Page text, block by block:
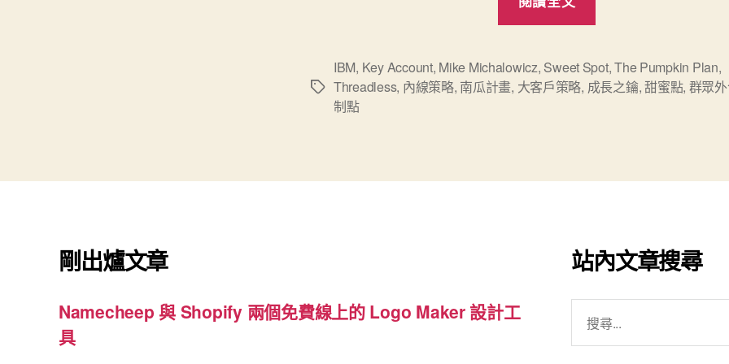
瓜
計
鑰”
標
IBM, Key Account, Mike Michalowicz, Sweet Spot,The Pumpkin Plan,
Threadless, 內線策略, 南瓜計畫, 大客戶策略, 成長之鑰,甜蜜點, 群眾
制點
剛出爐文章
Namecheep 與 Shopify 兩個免費線上的 Logo Maker 設計工
具
站內文章搜尋